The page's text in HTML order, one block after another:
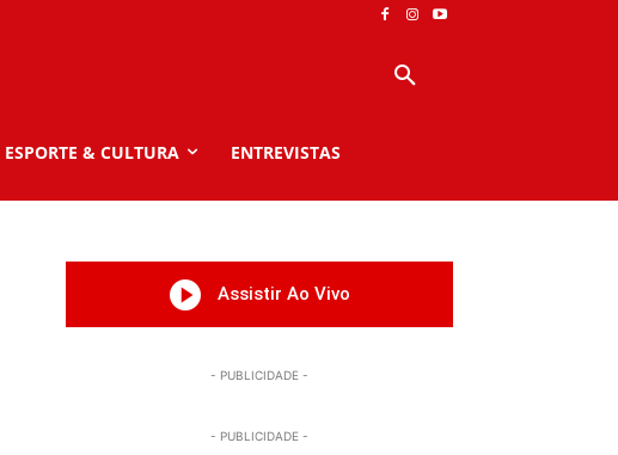
ESPORTE & CULTURA ENTREVISTAS
Assistir Ao Vivo
- PUBLICIDADE -
- PUBLICIDADE -